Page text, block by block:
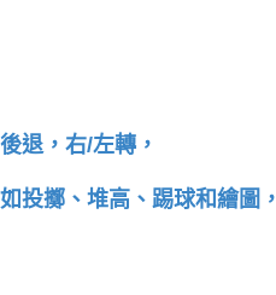
退，右/左轉，
投擲、堆高、踢球和繪圖，